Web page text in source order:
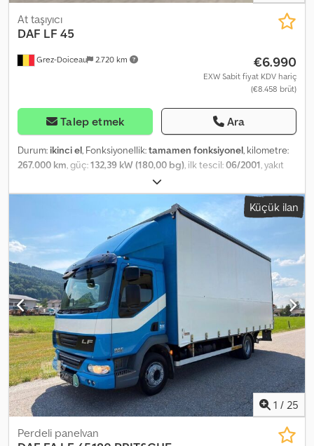
Grez-Doiceau 2.720 km
At taşıyıcı
DAF LF 45
€6.990
EXW Sabit fiyat KDV hariç
(€8.458 brüt)
Talep etmek Ara
Durum: ikinci el, Fonksiyonellik:tamamen fonksiyonel, kilometre:
267.000 km, güç:132,39 kW (180,00 bg), ilk tescil:06/2001, yakıt
, azami yük ağırlığı:
konfigürasyonu:4x2, bir sonraki muayene (TÜV):08/2025, yakıt:
, vites türü: mekanik, koltuk sayısı:
, Üretim yılı:
hidrolik arka platform
, DAF LF 45.180 4x2 - At
Taşıma Kamyonu At taşımacılığı için yapılandırılmış bu DAF LF
45.180, sağlam ve çok yönlü bir araç olup, at taşımak için idealdir.
4x2 konfigürasyonu sayesinde çok çeşitli kullanımlar için konforlu
bir sürüş sunar. Başlıca Özellikler: Dsdjyrnmnspfx Anrskr Marka /
Model: DAF LF 45.180 Konfigürasyon: 4x2 Kasa tipi: At Taşıma Kasası
Yakıt: Dizel Motor Gücü: Yaklaşık 180 BG Şanzıman: Manuel
Muayenesi geçmiş durumda Öne Çıkanlar: Kompakt ve kolay
manevra kabiliyeti Atların güvenli taşınması için özel donanım
Ticari araç sektöründe güvenilir ve tanınmış bir platform Binicilik
merkezleri, taşıyıcı firmalar veya atlı etkinlikler için ideal
Profesyonellere veya ihracata yönelik satış.
Küçük ilan
1 / 25
Perdeli panelvan